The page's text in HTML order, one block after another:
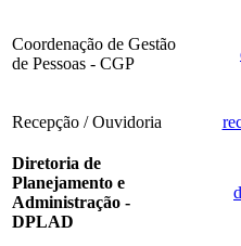
Coordenação de Gestão
de Pessoas - CGP
Recepção / Ouvidoria
Diretoria de
Planejamento e
Administração -
DPLAD